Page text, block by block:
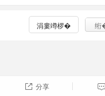
涓婁竴椤� 绗
 分享 